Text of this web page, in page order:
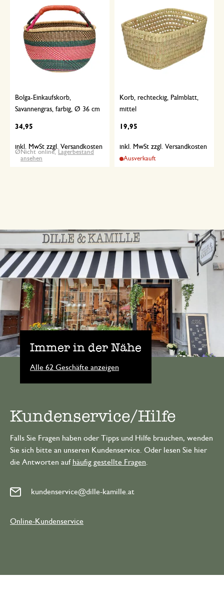
Bolga-Einkaufskorb,
Savannengras, farbig, Ø 36 cm
34,95
inkl. MwSt zzgl. Versandkosten
Nicht online, Lagerbestand
ansehen
Korb, rechteckig, Palmblatt,
mittel
19,95
inkl. MwSt zzgl. Versandkosten
Ausverkauft
Immer in der Nähe
Alle 62 Geschäfte anzeigen
Kundenservice/Hilfe
Falls Sie Fragen haben oder Tipps und Hilfe brauchen, wenden
Sie sich bitte an unseren Kundenservice. Oder lesen Sie hier
die Antworten auf häufig gestellte Fragen
kundenservice@dille-kamille.at
Online-Kundenservice